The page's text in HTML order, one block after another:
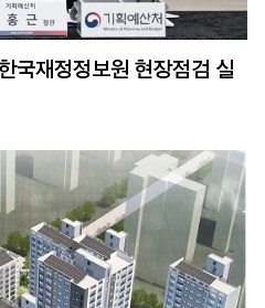
국재정정보원 현장점검 실